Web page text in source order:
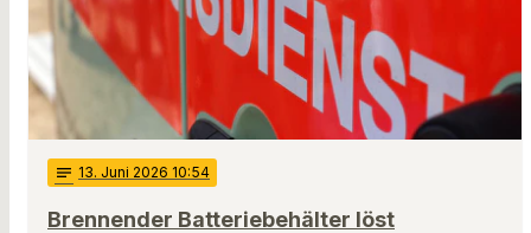
notes 13. Juni 2026 10:54
Brennender Batteriebehälter löst